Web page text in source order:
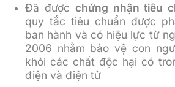
Đã được chứng nhận tiêu
quy tắc tiêu chuẩn được
ban hành và có hiệu lực từ
2006 nhằm bảo vệ con
khỏi các chất độc hại có
điện và điện tử